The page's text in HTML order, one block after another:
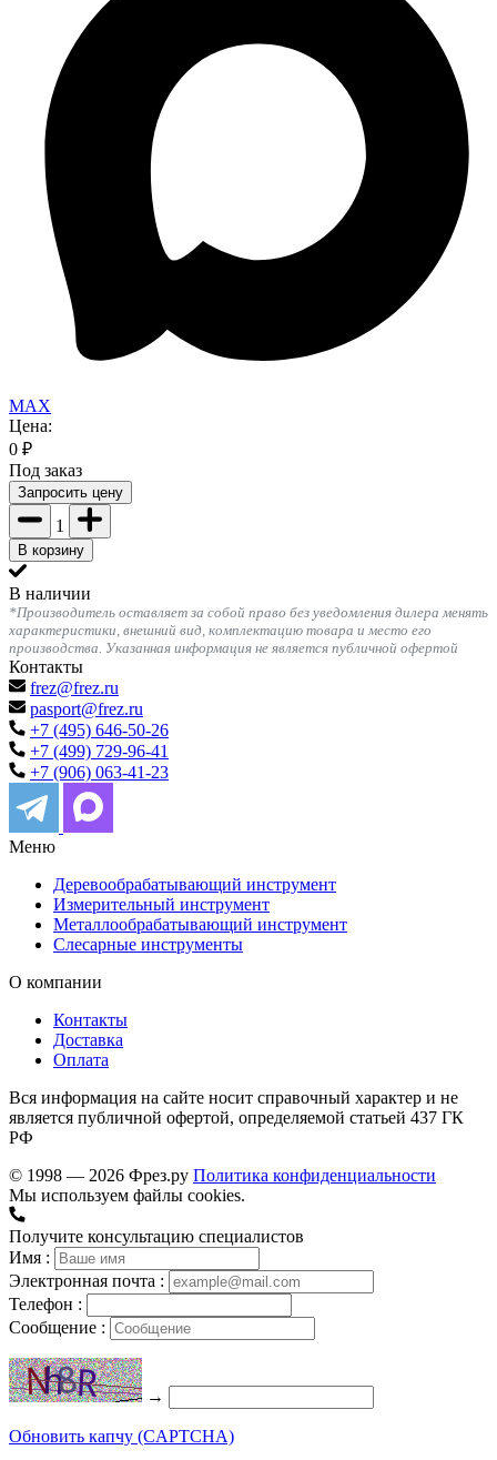
MAX
Цена:
0 ₽
Под заказ
Запросить цену
1
В корзину
В наличии
*Производитель оставляет за собой право без уведомления дилера менять
характеристики, внешний вид, комплектацию товара и место его
производства. Указанная информация не является публичной офертой
Контакты
frez@frez.ru
pasport@frez.ru
+7 (495) 646-50-26
+7 (499) 729-96-41
+7 (906) 063-41-23
Меню
Деревообрабатывающий инструмент
Измерительный инструмент
Металлообрабатывающий инструмент
Слесарные инструменты
О компании
Контакты
Доставка
Оплата
Вся информация на сайте носит справочный характер и не
является публичной офертой, определяемой статьей 437 ГК
РФ
© 1998 — 2026 Фрез.ру Политика конфиденциальности
Мы используем файлы cookies.
Получите консультацию специалистов
Имя :
Электронная почта :
Телефон :
Сообщение :
→
Обновить капчу (CAPTCHA)